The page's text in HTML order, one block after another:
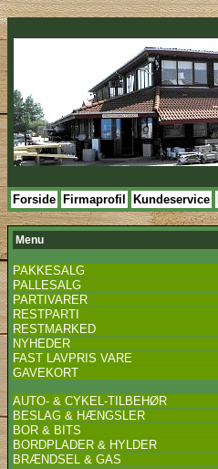
Forside Firmaprofil Kundeservice
Menu
PAKKESALG
PALLESALG
PARTIVARER
RESTPARTI
RESTMARKED
NYHEDER
FAST LAVPRIS VARE
GAVEKORT
AUTO- & CYKEL-TILBEHØR
BESLAG & HÆNGSLER
BOR & BITS
BORDPLADER & HYLDER
BRÆNDSEL & GAS